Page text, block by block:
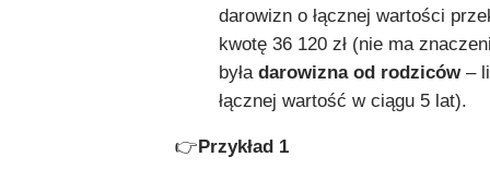
darowizn o łącznej wartości
kwotę 36 120 zł (nie ma
była darowizna od rodziców–
łącznej wartość w ciągu 5 lat).
👉Przykład 1